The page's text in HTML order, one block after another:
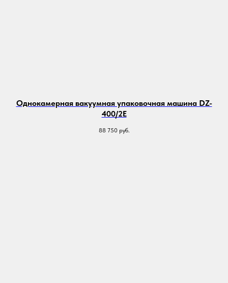
Однокамерная вакуумная упаковочная машина DZ-
400/2E
88 750 руб.